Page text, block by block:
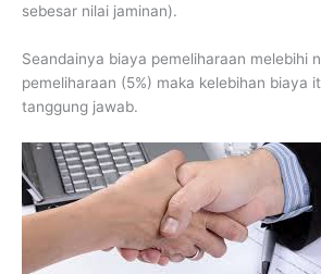
sebesar nilai jaminan).
Seandainya biaya pemeliharaan melebihi
pemeliharaan (5%) maka kelebihan biaya
tanggung jawab.